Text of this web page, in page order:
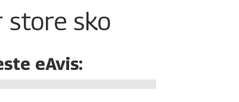
sko
eAvis: